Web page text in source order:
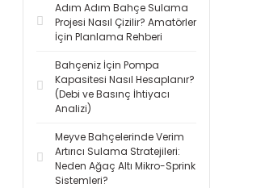
Adım Adım Bahçe Sulama
Projesi Nasıl Çizilir? Amatörler
İçin Planlama Rehberi
Bahçeniz İçin Pompa
Kapasitesi Nasıl Hesaplanır?
(Debi ve Basınç İhtiyacı
Analizi)
Meyve Bahçelerinde Verim
Artırıcı Sulama Stratejileri:
Neden Ağaç Altı Mikro-Sprink
Sistemleri?